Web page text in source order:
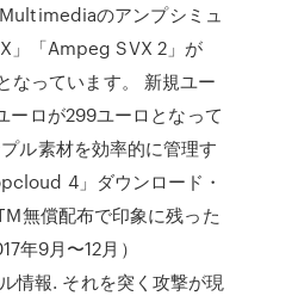
のアンプシミュ
」「Ampeg SVX 2」が
なっています。 新規ユー
ーロが299ユーロとなって
ル素材を効率的に管理す
4」ダウンロード・
無償配布で印象に残った
年9月〜12月）
情報. それを突く攻撃が現